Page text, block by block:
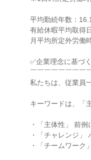
平均勤続年数：
有給休暇平均取得
月平均所定外労働
✅企業理念に基づ
￣￣￣￣￣￣￣￣
私たちは、従業員
キーワードは、「
・「主体性」 前
・「チャレンジ」
・「チームワーク